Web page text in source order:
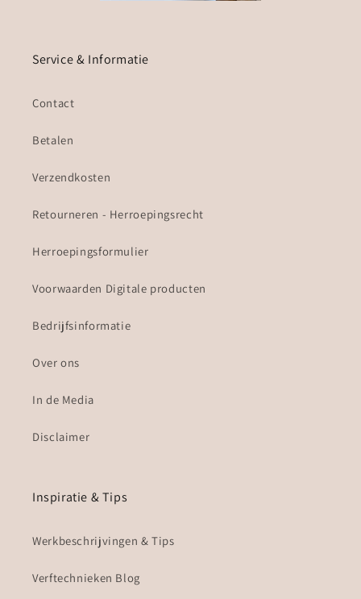
Service & Informatie
Contact
Betalen
Verzendkosten
Retourneren - Herroepingsrecht
Herroepingsformulier
Voorwaarden Digitale producten
Bedrijfsinformatie
Over ons
In de Media
Disclaimer
Inspiratie & Tips
Werkbeschrijvingen & Tips
Verftechnieken Blog